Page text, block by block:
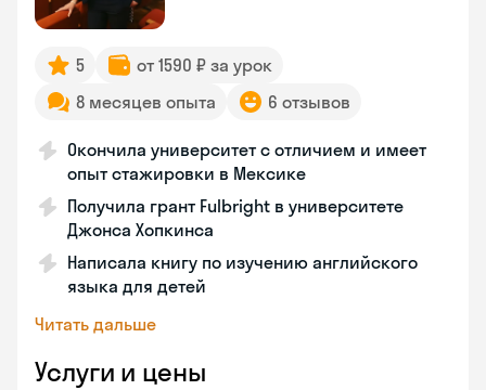
5
от 1590 ₽ за урок
8 месяцев опыта
6 отзывов
Окончила университет с отличием и имеет
опыт стажировки в Мексике
Получила грант Fulbright в университете
Джонса Хопкинса
Написала книгу по изучению английского
языка для детей
Читать дальше
Услуги и цены